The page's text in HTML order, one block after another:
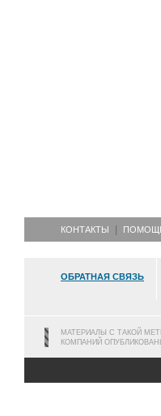
КОНТАКТЫ
ОБРАТНАЯ СВЯЗЬ
МАТЕРИАЛЫ С ТАКОЙ
КОМПАНИЙ